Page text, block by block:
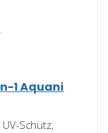
1 Aquani
Schutz,